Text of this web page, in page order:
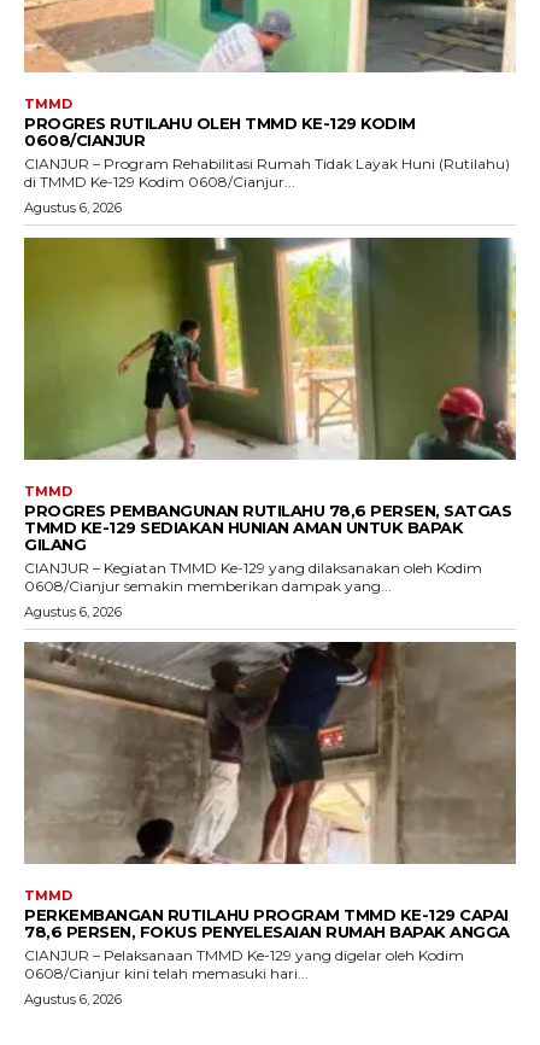
TMMD
PROGRES RUTILAHU OLEH TMMD KE-129 KODIM
0608/CIANJUR
CIANJUR – Program Rehabilitasi Rumah Tidak Layak Huni (Rutilahu)
di TMMD Ke-129 Kodim 0608/Cianjur...
Agustus 6, 2026
TMMD
PROGRES PEMBANGUNAN RUTILAHU 78,6 PERSEN, SATGAS
TMMD KE-129 SEDIAKAN HUNIAN AMAN UNTUK BAPAK
GILANG
CIANJUR – Kegiatan TMMD Ke-129 yang dilaksanakan oleh Kodim
0608/Cianjur semakin memberikan dampak yang...
Agustus 6, 2026
TMMD
PERKEMBANGAN RUTILAHU PROGRAM TMMD KE-129 CAPAI
78,6 PERSEN, FOKUS PENYELESAIAN RUMAH BAPAK ANGGA
CIANJUR – Pelaksanaan TMMD Ke-129 yang digelar oleh Kodim
0608/Cianjur kini telah memasuki hari...
Agustus 6, 2026